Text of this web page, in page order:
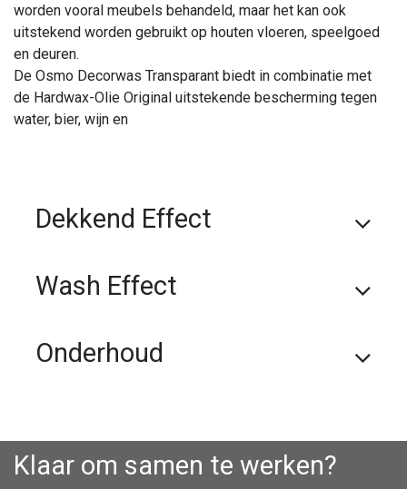
worden vooral meubels behandeld, maar het kan ook
uitstekend worden gebruikt op houten vloeren, speelgoed
en deuren.
De Osmo Decorwas Transparant biedt in combinatie met
de Hardwax-Olie Original uitstekende bescherming tegen
water, bier, wijn en
Dekkend Effect
Wash Effect
Onderhoud
Klaar om samen te werken?